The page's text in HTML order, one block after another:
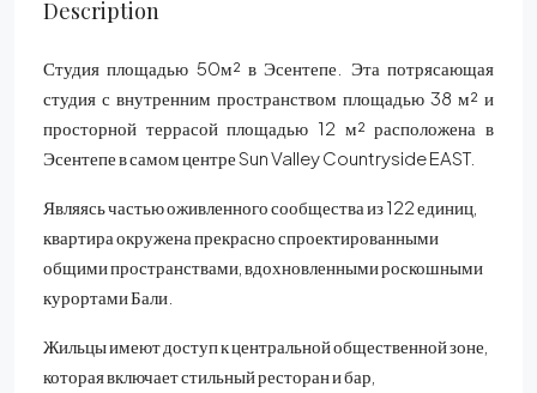
Description
Студия площадью 50м² в Эсентепе. Эта потрясающая
студия с внутренним пространством площадью 38 м² и
просторной террасой площадью 12 м² расположена в
Эсентепе в самом центре Sun Valley Countryside EAST.
Являясь частью оживленного сообщества из 122 единиц,
квартира окружена прекрасно спроектированными
общими пространствами, вдохновленными роскошными
курортами Бали.
Жильцы имеют доступ к центральной общественной зоне,
которая включает стильный ресторан и бар,